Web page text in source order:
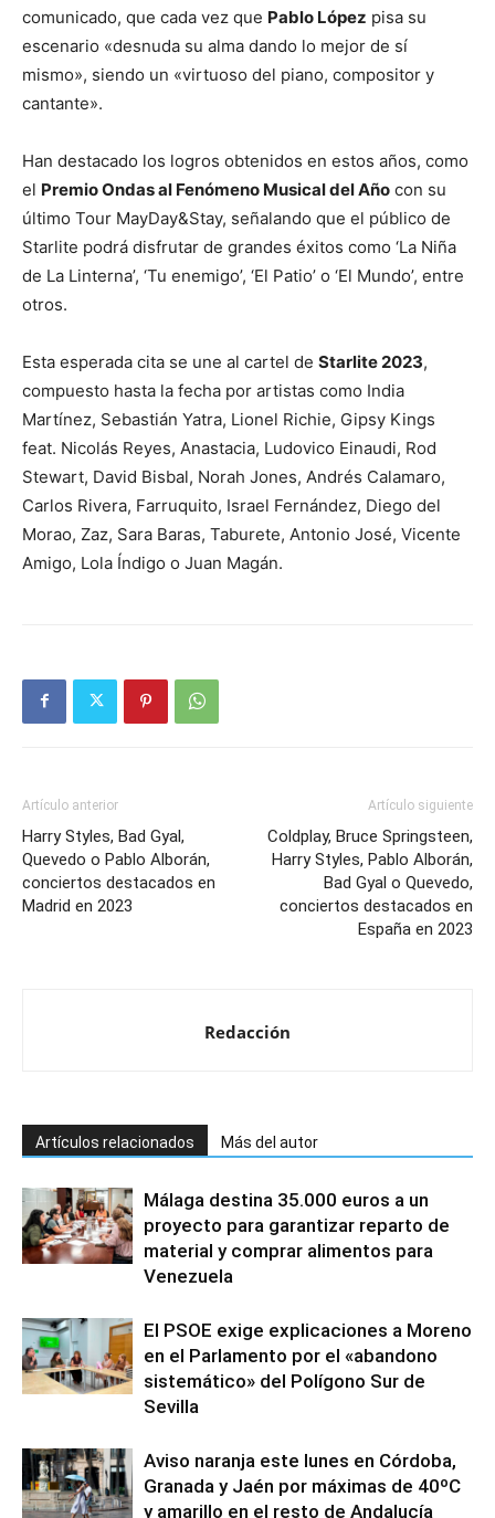
comunicado, que cada vez que Pablo López pisa su
escenario «desnuda su alma dando lo mejor de sí
mismo», siendo un «virtuoso del piano, compositor y
cantante».
Han destacado los logros obtenidos en estos años, como
el Premio Ondas al Fenómeno Musical del Año con su
último Tour MayDay&Stay, señalando que el público de
Starlite podrá disfrutar de grandes éxitos como ‘La Niña
de La Linterna’, ‘Tu enemigo’, ‘El Patio’ o ‘El Mundo’, entre
otros.
Esta esperada cita se une al cartel de Starlite 2023,
compuesto hasta la fecha por artistas como India
Martínez, Sebastián Yatra, Lionel Richie, Gipsy Kings
feat. Nicolás Reyes, Anastacia, Ludovico Einaudi, Rod
Stewart, David Bisbal, Norah Jones, Andrés Calamaro,
Carlos Rivera, Farruquito, Israel Fernández, Diego del
Morao, Zaz, Sara Baras, Taburete, Antonio José, Vicente
Amigo, Lola Índigo o Juan Magán.
Artículo anterior
Harry Styles, Bad Gyal,
Quevedo o Pablo Alborán,
conciertos destacados en
Madrid en 2023
Artículo siguiente
Coldplay, Bruce Springsteen,
Harry Styles, Pablo Alborán,
Bad Gyal o Quevedo,
conciertos destacados en
España en 2023
Redacción
Artículos relacionados Más del autor
Málaga destina 35.000 euros a un
proyecto para garantizar reparto de
material y comprar alimentos para
Venezuela
El PSOE exige explicaciones a Moreno
en el Parlamento por el «abandono
sistemático» del Polígono Sur de
Sevilla
Aviso naranja este lunes en Córdoba,
Granada y Jaén por máximas de 40ºC
y amarillo en el resto de Andalucía